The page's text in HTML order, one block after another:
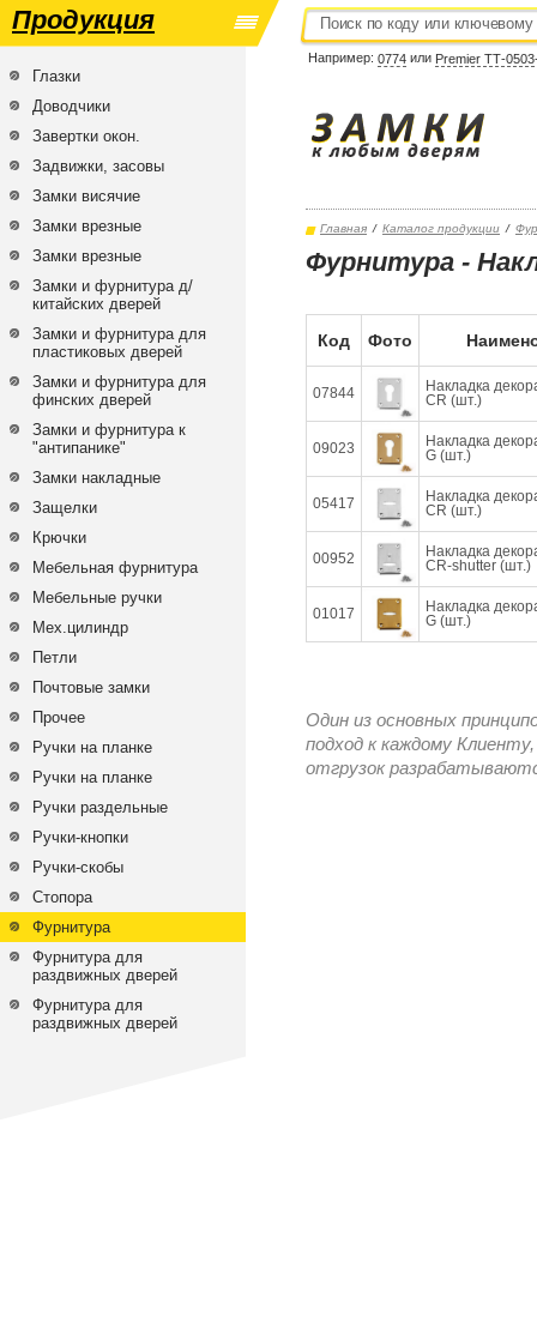
Продукция
Например: 0774 или Premier ТТ-
Глазки
Доводчики
Завертки окон.
Задвижки, засовы
Замки висячие
Замки врезные
Замки врезные
Замки и фурнитура д/
китайских дверей
Замки и фурнитура для
пластиковых дверей
Замки и фурнитура для
финских дверей
Замки и фурнитура к
"антипанике"
Замки накладные
Защелки
Крючки
Мебельная фурнитура
Мебельные ручки
Мех.цилиндр
Петли
Почтовые замки
Прочее
Ручки на планке
Ручки на планке
Ручки раздельные
Ручки-кнопки
Ручки-скобы
Стопора
Фурнитура
Фурнитура для
раздвижных дверей
Фурнитура для
раздвижных дверей
Главная / Каталог продукции /
Фурнитура -
Код Фото
07844
Накладка
CR (шт.)
09023
Накладка
G (шт.)
05417
Накладка
CR (шт.)
00952
Накладка
CR-shutter (шт.)
01017
Накладка
G (шт.)
Один из основных
подход к каждому
отгрузок